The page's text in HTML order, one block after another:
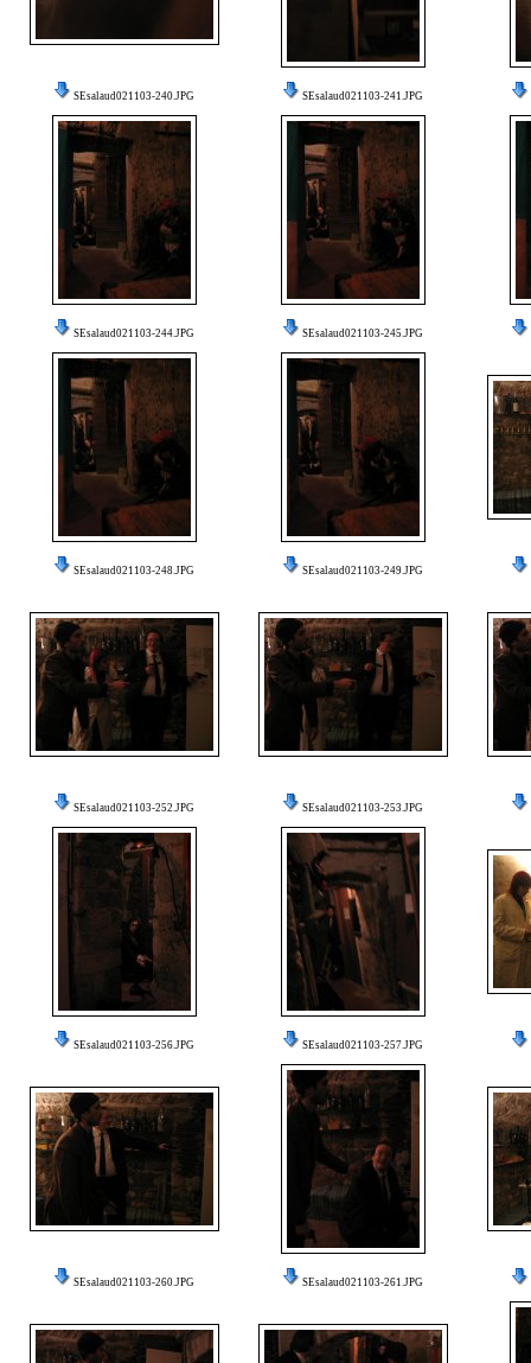
SEsalaud021103-240.JPG SEsalaud021103-241.JPG
SEsalaud021103-244.JPG SEsalaud021103-245.JPG
SEsalaud021103-248.JPG SEsalaud021103-249.JPG
SEsalaud021103-252.JPG SEsalaud021103-253.JPG
SEsalaud021103-256.JPG SEsalaud021103-257.JPG
SEsalaud021103-260.JPG SEsalaud021103-261.JPG